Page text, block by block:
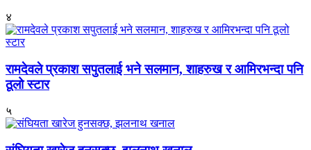
४
रामदेवले प्रकाश सपुतलाई भने सलमान, शाहरुख र आमिरभन्दा पनि
ठूलो स्टार
५